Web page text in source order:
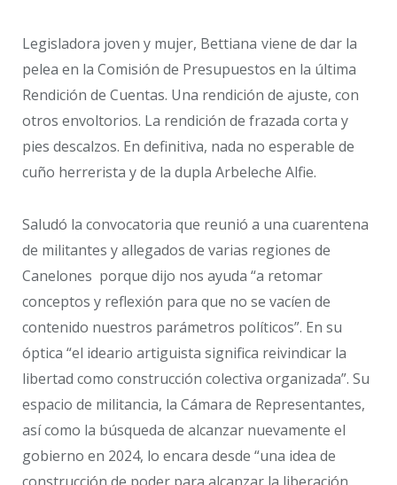
Legisladora joven y mujer, Bettiana viene de dar la
pelea en la Comisión de Presupuestos en la última
Rendición de Cuentas. Una rendición de ajuste, con
otros envoltorios. La rendición de frazada corta y
pies descalzos. En definitiva, nada no esperable de
cuño herrerista y de la dupla Arbeleche Alfie.
Saludó la convocatoria que reunió a una cuarentena
de militantes y allegados de varias regiones de
Canelones porque dijo nos ayuda “a retomar
conceptos y reflexión para que no se vacíen de
contenido nuestros parámetros políticos”. En su
óptica “el ideario artiguista significa reivindicar la
libertad como construcción colectiva organizada”. Su
espacio de militancia, la Cámara de Representantes,
así como la búsqueda de alcanzar nuevamente el
gobierno en 2024, lo encara desde “una idea de